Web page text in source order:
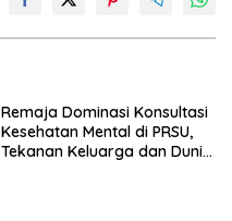
Remaja Dominasi Konsultasi
Kesehatan Mental di PRSU,
Tekanan Keluarga dan Dunia